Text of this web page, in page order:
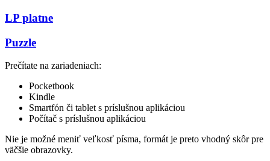
LP platne
Puzzle
Prečítate na zariadeniach:
Pocketbook
Kindle
Smartfón či tablet s príslušnou aplikáciou
Počítač s príslušnou aplikáciou
Nie je možné meniť veľkosť písma, formát je preto vhodný skôr pre
väčšie obrazovky.